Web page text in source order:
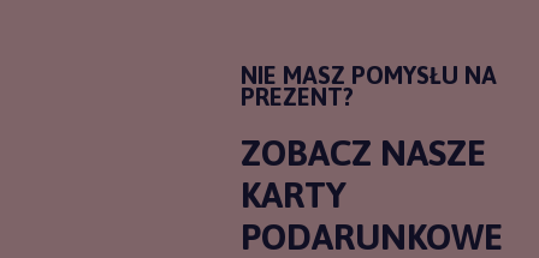
NIE MASZ POMYSŁU NA
PREZENT?
ZOBACZ NASZE
KARTY
PODARUNKOWE